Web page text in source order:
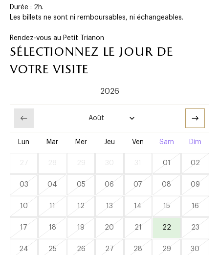
Durée : 2h.
Les billets ne sont ni remboursables, ni échangeables.
Rendez-vous au Petit Trianon
sélectionnez le jour de
votre visite
Lun Mar Mer Jeu Ven Sam Dim
27 28 29 30 31 01 02
03 04 05 06 07 08 09
10 11 12 13 14 15 16
17 18 19 20 21 22 23
24 25 26 27 28 29 30